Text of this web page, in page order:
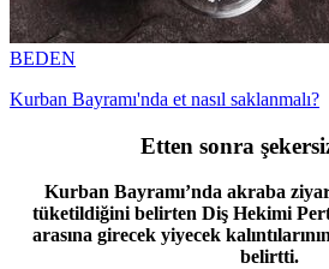
BEDEN
Kurban Bayramı'nda et nasıl saklanmalı?
Etten sonra
Kurban Bayramı’nda akraba
tüketildiğini belirten Diş Hekimi
arasına girecek yiyecek
belirtti.